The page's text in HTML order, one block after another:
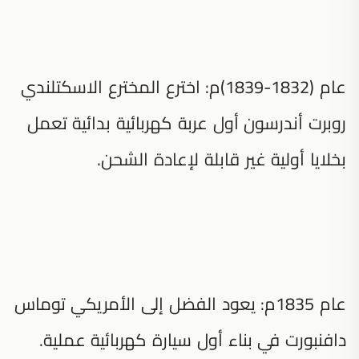
عام (1832-1839)م: اخترع المخترع الاسكتلندي
روبرت أندرسون أول عربة كهربائية بدائية تعمل
بخلايا أولية غير قابلة لإعادة الشحن.
عام 1835م: يعود الفضل إلى الأمريكي توماس
دافنبورت في بناء أول سيارة كهربائية عملية.